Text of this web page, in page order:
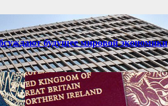
будущее мировой экономики